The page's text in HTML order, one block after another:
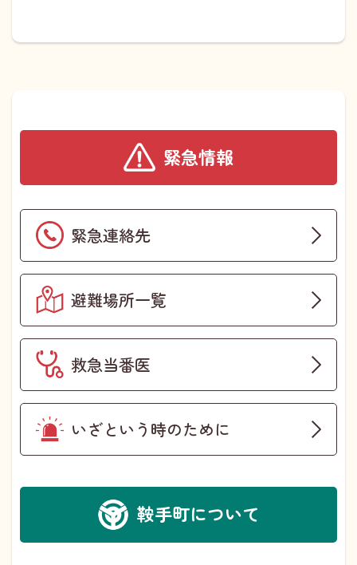
緊急情報
緊急連絡先
避難場所一覧
救急当番医
いざという時のために
鞍手町について